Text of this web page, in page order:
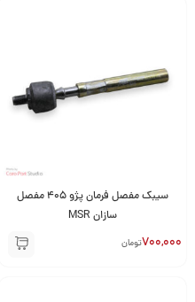
سیبک مفصل فرمان پژو 405 مفصل
سازان MSR
700,000تومان